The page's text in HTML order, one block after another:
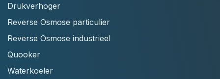
Drukverhoger
Reverse Osmose particulier
Reverse Osmose industrieel
Quooker
Waterkoeler